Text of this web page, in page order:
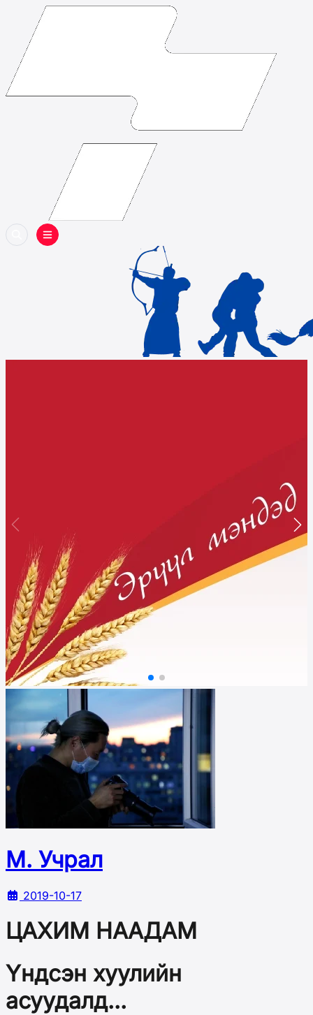
М. Учрал
2019-10-17
ЦАХИМ НААДАМ
Үндсэн хуулийн
асуудалд...